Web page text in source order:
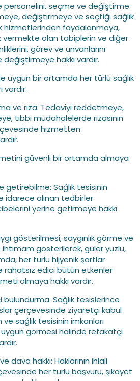
personelini, seçme ve değiştirme:
değiştirmeye ve seçtiği sağlık
hizmetlerinden faydalanmaya,
vermekte olan tabiplerin ve diğer
görev ve unvanlarını
hakkı vardır.
uygun bir ortamda her türlü sağlık
ve rıza: Tedaviyi reddetmeye,
tıbbi müdahalelerde rızasının
hizmetten
güvenli bir ortamda almaya
getirebilme: Sağlık tesisinin
idarece alınan tedbirler
yerine getirmeye hakkı
gösterilmesi, saygınlık görme ve
ihtimam gösterilerek, güler yüzlü,
her türlü hijyenik şartlar
rahatsız edici bütün etkenler
almaya hakkı vardır.
Sağlık tesislerince
çerçevesinde ziyaretçi kabul
sağlık tesisinin imkanları
görmesi halinde refakatçi
dava hakkı: Haklarının ihlali
her türlü başvuru, şikayet